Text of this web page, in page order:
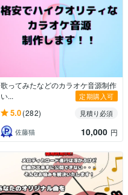
歌ってみたなどのカラオケ音源制作
い...
定期購入可
5.0(282)
見積り必須
佐藤猫
10,000 円